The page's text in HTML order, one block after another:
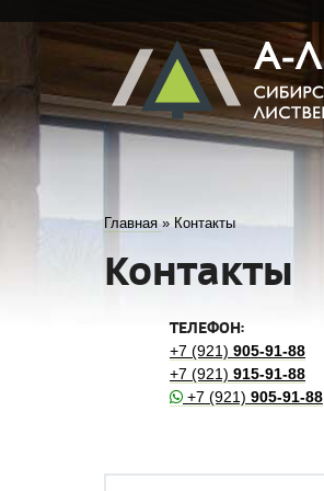
Главная » Контакты
Контакты
ТЕЛЕФОН:
+7 (921) 905-91-88
+7 (921) 915-91-88
+7 (921) 905-91-88